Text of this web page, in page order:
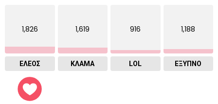
1,826
ΕΛΕΟΣ
1,619
ΚΛΑΜΑ
916
LOL
1,188
ΈΞΥΠΝΟ